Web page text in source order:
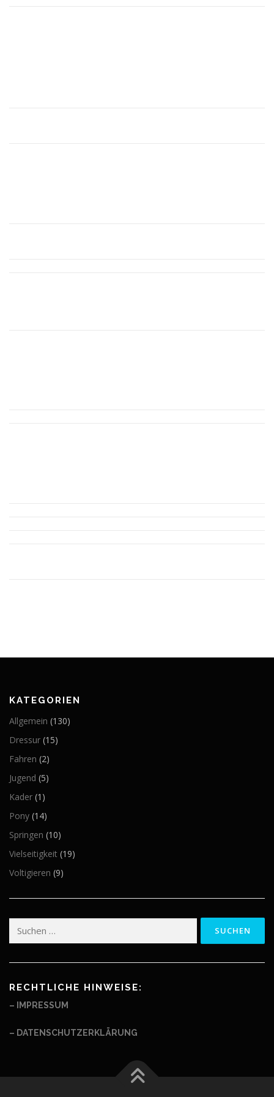
KATEGORIEN
Allgemein (130)
Dressur (15)
Fahren (2)
Jugend (5)
Kader (1)
Pony (14)
Springen (10)
Vielseitigkeit (19)
Voltigieren (9)
Suchen
RECHTLICHE HINWEISE:
– IMPRESSUM
– DATENSCHUTZERKLÄRUNG